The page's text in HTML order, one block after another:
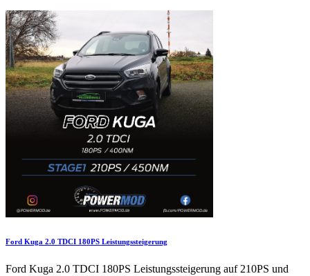
Ford Kuga 2.0 TDCI 180PS Leistungssteigerung
Ford Kuga 2.0 TDCI 180PS Leistungssteigerung auf 210PS und